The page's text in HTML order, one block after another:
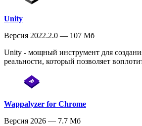
Unity
Версия 2022.2.0 — 107 Мб
Unity - мощный инструмент для
реальности, который позволяет
Wappalyzer for Chrome
Версия 2026 — 7.7 Мб